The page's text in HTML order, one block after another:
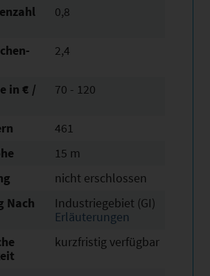
0,8
2,4
in € /
70 - 120
461
15 m
nicht erschlossen
Nach
Industriegebiet (GI)
Erläuterungen
kurzfristig verfügbar